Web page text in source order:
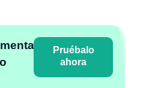
Pruébalo
ahora